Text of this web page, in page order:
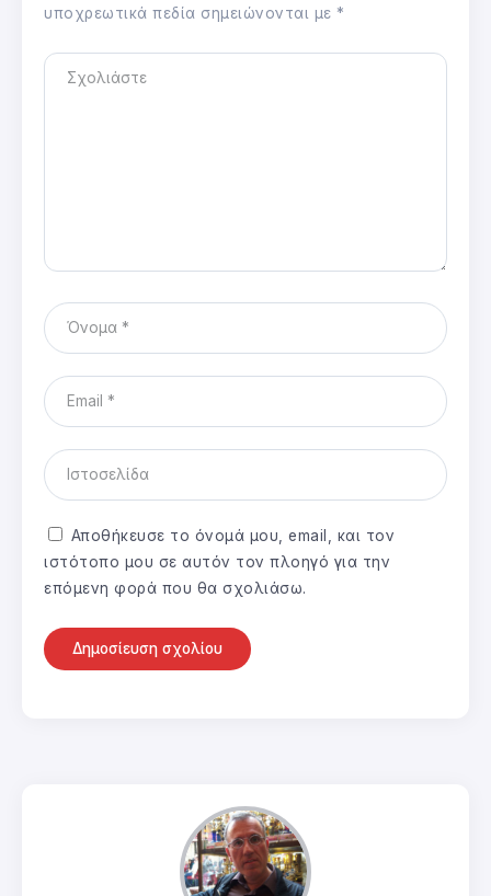
υποχρεωτικά πεδία σημειώνονται με *
Αποθήκευσε το όνομά μου, email, και τον
ιστότοπο μου σε αυτόν τον πλοηγό για την
επόμενη φορά που θα σχολιάσω.